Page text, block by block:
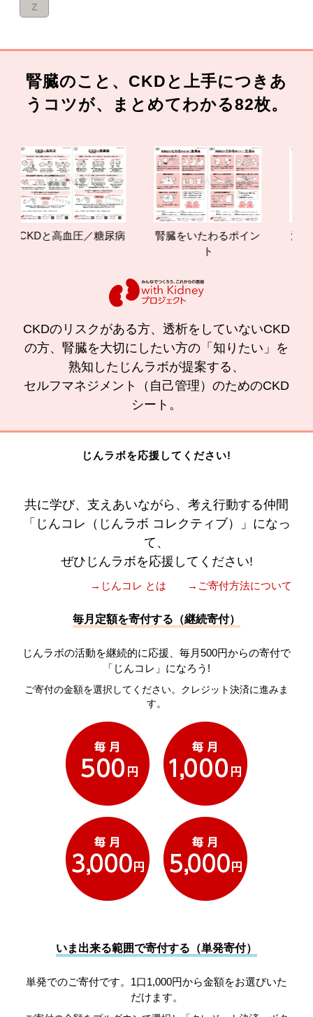
Z
腎臓のこと、CKDと上手につきあ
うコツが、まとめてわかる82枚。
CKDと高血圧／糖尿病
腎臓をいたわるポイン
減塩や
CKDのリスクがある方、透析をしていないCKD
の方、腎臓を大切にしたい方の「知りたい」を
熟知したじんラボが提案する、
セルフマネジメント（自己管理）のためのCKD
シート。
じんラボを応援してください!
共に学び、支えあいながら、考え行動する仲間
「じんコレ（じんラボ コレクティブ）」になっ
て、
ぜひじんラボを応援してください!
→じんコレ とは →ご寄付方法について
毎月定額を寄付する（継続寄付）
じんラボの活動を継続的に応援、毎月500円からの寄付で
「じんコレ」になろう!
ご寄付の金額を選択してください。クレジット決済に進みま
す。
いま出来る範囲で寄付する（単発寄付）
単発でのご寄付です。1口1,000円から金額をお選びいた
だけます。